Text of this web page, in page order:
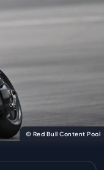
© Red Bull Content Pool